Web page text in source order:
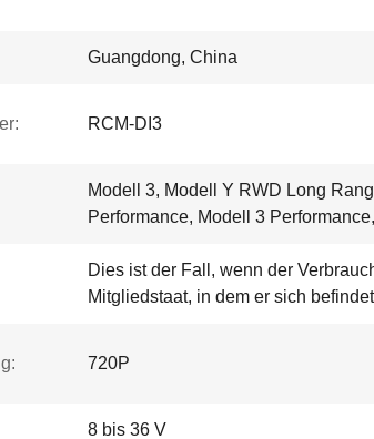
Guangdong, China
RCM-DI3
Modell 3, Modell Y RWD Long
Performance, Modell 3
Dies ist der Fall, wenn der
Mitgliedstaat, in dem er sich
720P
8 bis 36 V